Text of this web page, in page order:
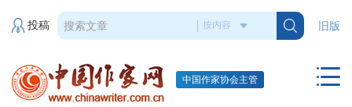
旧版
投稿
中国作家协会主管